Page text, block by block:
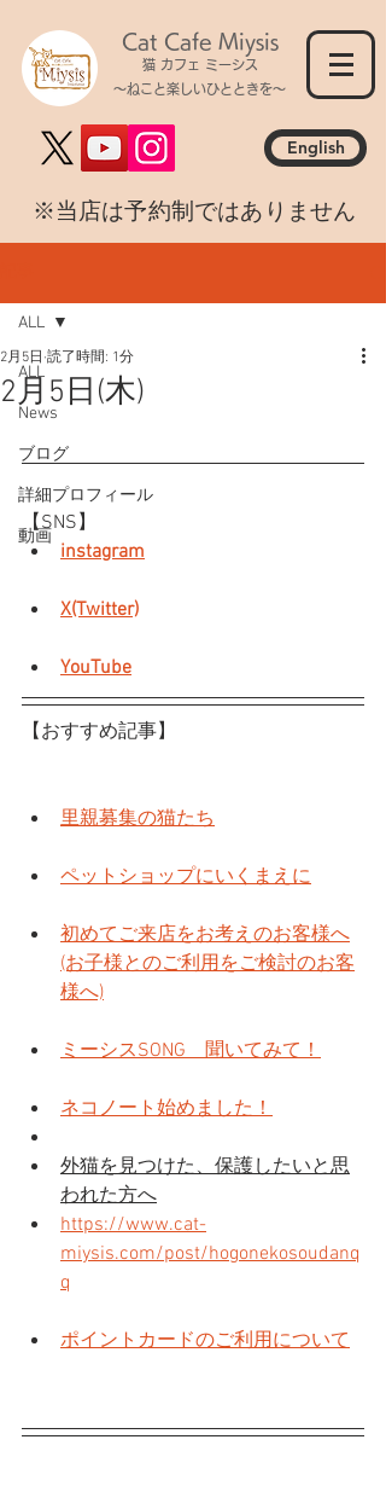
Cat Cafe Miysis
猫 カフェ ミーシス
～ねこと楽しいひとときを～
English
​※当店は予約制ではありません
ALL
News
ブログ
詳細プロフィール
動画
ALL
2月5日(木)
2月5日 読了時間: 1分
【SNS】
instagram
X(Twitter)
YouTube
【おすすめ記事】
里親募集の猫たち
ペットショップにいくまえに
初めてご来店をお考えのお客様へ
(お子様とのご利用をご検討のお客
様へ)
ミーシスSONG　聞いてみて！
ネコノート始めました！
外猫を見つけた、保護したいと思
われた方へ
https://www.cat-
miysis.com/post/hogonekosoudanq
q
ポイントカードのご利用について